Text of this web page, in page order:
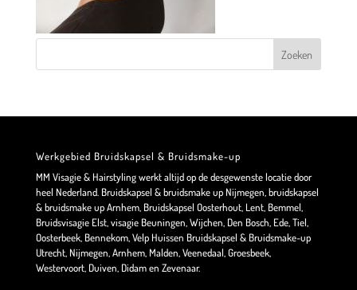
Werkgebied Bruidskapsel & Bruidsmake-up
MM Visagie & Hairstyling werkt altijd op de desgewenste locatie door
heel Nederland. Bruidskapsel & bruidsmake up Nijmegen, bruidskapsel
& bruidsmake up Arnhem, Bruidskapsel Oosterhout, Lent, Bemmel,
Bruidsvisagie Elst, visagie Beuningen, Wijchen, Den Bosch, Ede, Tiel,
Oosterbeek, Bennekom, Velp Huissen Bruidskapsel & Bruidsmake-up
Utrecht, Nijmegen, Arnhem, Malden, Veenedaal, Groesbeek,
Westervoort, Duiven, Didam en Zevenaar.